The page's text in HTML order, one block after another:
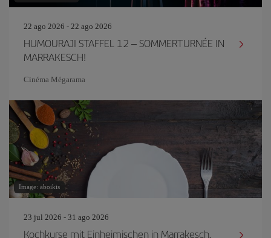
22 ago 2026 - 22 ago 2026
HUMOURAJI STAFFEL 12 – SOMMERTURNÉE IN
MARRAKESCH!
Cinéma Mégarama
Image: aboikis
23 jul 2026 - 31 ago 2026
Kochkurse mit Einheimischen in Marrakesch.